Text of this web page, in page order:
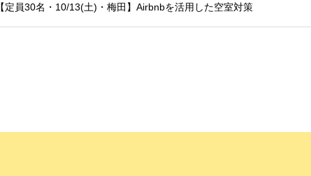
【定員30名・10/13(土)・梅田】Airbnbを活用した空室対策